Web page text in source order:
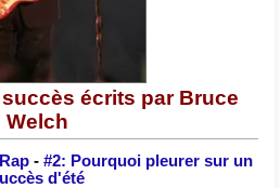
écrits par Bruce
Welch
- #2: Pourquoi pleurer sur un
d'été